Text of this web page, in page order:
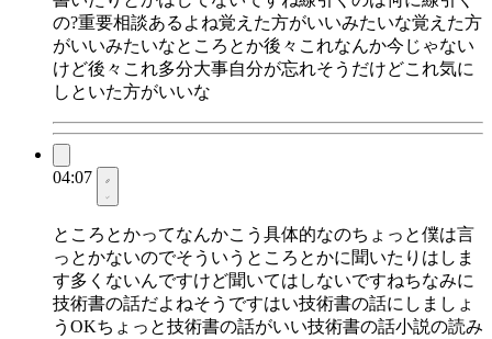
の?重要相談あるよね覚えた方がいいみたいな覚えた方
がいいみたいなところとか後々これなんか今じゃない
けど後々これ多分大事自分が忘れそうだけどこれ気に
しといた方がいいな
04:07
ところとかってなんかこう具体的なのちょっと僕は言
っとかないのでそういうところとかに聞いたりはしま
す多くないんですけど聞いてはしないですねちなみに
技術書の話だよねそうですはい技術書の話にしましょ
うOKちょっと技術書の話がいい技術書の話小説の読み